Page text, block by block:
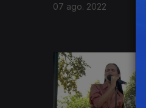
07 ago. 2022